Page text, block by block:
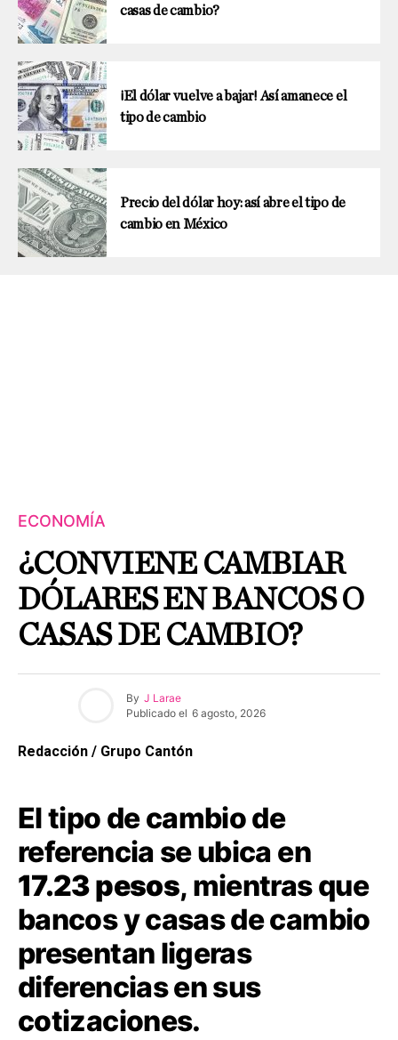
casas de cambio?
¡El dólar vuelve a bajar! Así amanece el
tipo de cambio
Precio del dólar hoy: así abre el tipo de
cambio en México
ECONOMÍA
¿CONVIENE CAMBIAR
DÓLARES EN BANCOS O
CASAS DE CAMBIO?
By J Larae
Publicado el 6 agosto, 2026
Redacción / Grupo Cantón
El tipo de cambio de
referencia se ubica en
17.23 pesos, mientras que
bancos y casas de cambio
presentan ligeras
diferencias en sus
cotizaciones.